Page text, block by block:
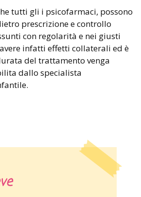
tutti gli i psicofarmaci, possono
prescrizione e controllo
con regolarità e nei giusti
infatti effetti collaterali ed è
del trattamento venga
dallo specialista